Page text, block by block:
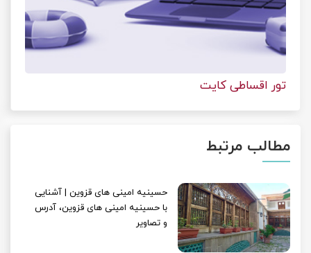
تور اقساطی کایت
مطالب مرتبط
حسینیه امینی های قزوین | آشنایی
با حسینیه امینی های قزوین، آدرس
و تصاویر